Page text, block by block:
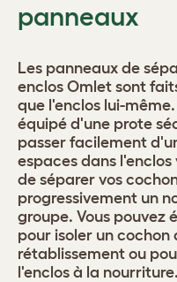
panneaux
Les panneaux de
enclos Omlet sont
que l'enclos lui-
équipé d'une prote
passer facilement
espaces dans
de séparer vos
progressivement un
groupe. Vous pouvez
pour isoler un
rétablissement ou
l'enclos à la nourriture.